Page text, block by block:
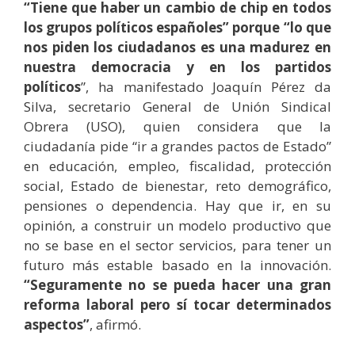
“Tiene que haber un cambio de chip en todos
los grupos políticos españoles” porque “lo que
nos piden los ciudadanos es una madurez en
nuestra democracia y en los partidos
políticos”, ha manifestado Joaquín Pérez da
Silva, secretario General de Unión Sindical
Obrera (USO), quien considera que la
ciudadanía pide “ir a grandes pactos de Estado”
en educación, empleo, fiscalidad, protección
social, Estado de bienestar, reto demográfico,
pensiones o dependencia. Hay que ir, en su
opinión, a construir un modelo productivo que
no se base en el sector servicios, para tener un
futuro más estable basado en la innovación.
“Seguramente no se pueda hacer una gran
reforma laboral pero sí tocar determinados
aspectos”, afirmó.